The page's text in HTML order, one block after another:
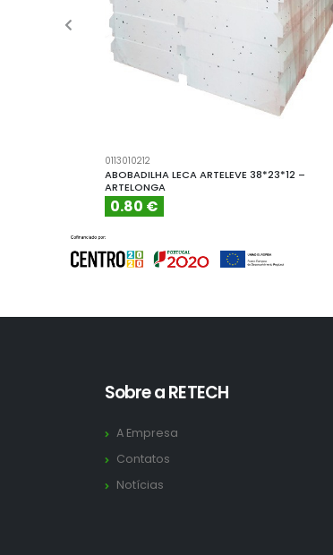
0113010212
ABOBADILHA LECA ARTELEVE 38*23*12 –
ARTELONGA
0.80 €
Sobre a RETECH
A Empresa
Contatos
Notícias